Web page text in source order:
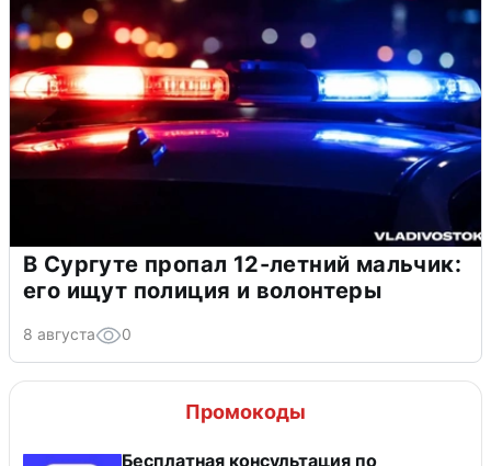
В Сургуте пропал 12-летний мальчик:
его ищут полиция и волонтеры
8 августа 0
Промокоды
Бесплатная консультация по